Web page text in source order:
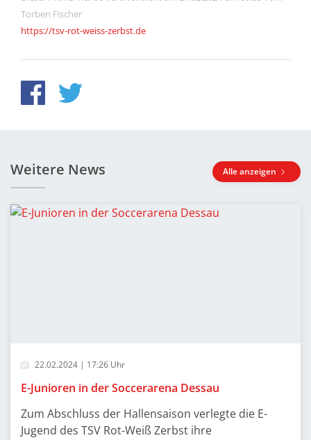
Torben Fischer
https://tsv-rot-weiss-zerbst.de
Weitere News Alle anzeigen
22.02.2024 | 17:26 Uhr
E-Junioren in der Soccerarena Dessau
Zum Abschluss der Hallensaison verlegte die E-
Jugend des TSV Rot-Weiß Zerbst ihre